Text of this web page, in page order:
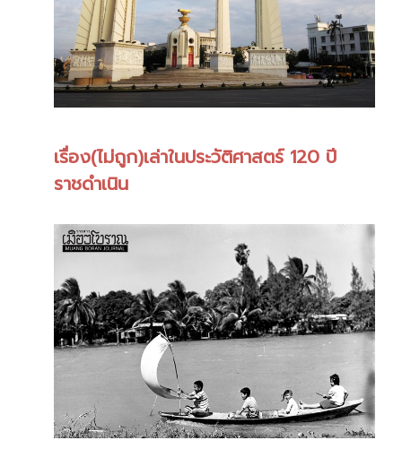
เรื่อง(ไม่ถูก)เล่าในประวัติศาสตร์ 120 ปี
ราชดำเนิน